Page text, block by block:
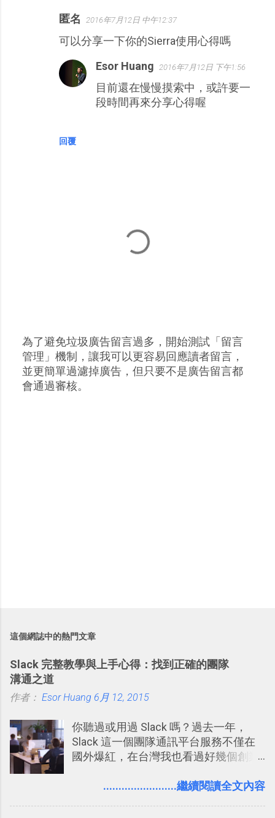
匿名 2016年7月12日 中午12:37
可以分享一下你的Sierra使用心得嗎
回覆
Esor Huang 2016年7月12日 下午1:56
目前還在慢慢摸索中，或許要一
段時間再來分享心得喔
張
貼
留
為了避免垃圾廣告留言過多，開始測試「留言
管理」機制，讓我可以更容易回應讀者留言，
並更簡單過濾掉廣告，但只要不是廣告留言都
會通過審核。
這個網誌中的熱門文章
Slack 完整教學與上手心得：找到正確的團隊
溝通之道
作者： Esor Huang 6月 12, 2015
你聽過或用過 Slack 嗎？過去一年，
Slack 這一個團隊通訊平台服務不僅在
國外爆紅，在台灣我也看過好幾個創業
理，到底 Slack 有什麼魅力？它是不是
........................繼續閱讀全文內容